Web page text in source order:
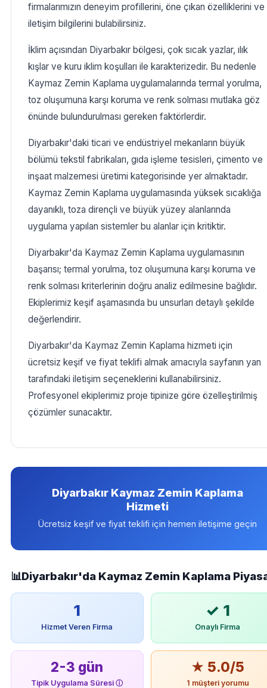
firmalarımızın deneyim profillerini, öne çıkan özelliklerini ve
iletişim bilgilerini bulabilirsiniz.
İklim açısından Diyarbakır bölgesi, çok sıcak yazlar, ılık
kışlar ve kuru iklim koşulları ile karakterizedir. Bu nedenle
Kaymaz Zemin Kaplama uygulamalarında termal yorulma,
toz oluşumuna karşı koruma ve renk solması mutlaka göz
önünde bulundurulması gereken faktörlerdir.
Diyarbakır'daki ticari ve endüstriyel mekanların büyük
bölümü tekstil fabrikaları, gıda işleme tesisleri, çimento ve
inşaat malzemesi üretimi kategorisinde yer almaktadır.
Kaymaz Zemin Kaplama uygulamasında yüksek sıcaklığa
dayanıklı, toza dirençli ve büyük yüzey alanlarında
uygulama yapılan sistemler bu alanlar için kritiktir.
Diyarbakır'da Kaymaz Zemin Kaplama uygulamasının
başarısı; termal yorulma, toz oluşumuna karşı koruma ve
renk solması kriterlerinin doğru analiz edilmesine bağlıdır.
Ekiplerimiz keşif aşamasında bu unsurları detaylı şekilde
değerlendirir.
Diyarbakır'da Kaymaz Zemin Kaplama hizmeti için
ücretsiz keşif ve fiyat teklifi almak amacıyla sayfanın yan
tarafındaki iletişim seçeneklerini kullanabilirsiniz.
Profesyonel ekiplerimiz proje tipinize göre özelleştirilmiş
çözümler sunacaktır.
Diyarbakır Kaymaz Zemin Kaplama
Hizmeti
Ücretsiz keşif ve fiyat teklifi için hemen iletişime geçin
📊Diyarbakır'da Kaymaz Zemin Kaplama
1
Hizmet Veren Firma
✓ 1
Onaylı Firma
2-3 gün
Tipik Uygulama Süresiⓘ
★ 5.0/5
1 müşteri yorumu